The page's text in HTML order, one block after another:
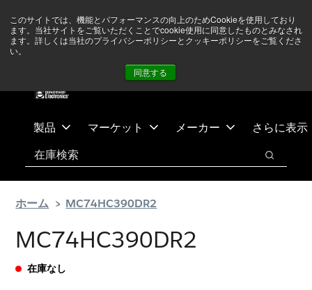
このサイトでは、機能とパフォーマンスの向上のためCookieを使用しており
ます。当社サイトをご覧いただくことでcookie使用に同意したものとみなされ
ます。詳しくは当社のプライバシーポリシーとクッキーポリシーをご覧くださ
い。
同意する
テ
ス
ありません 詳しい情報はこちら➜
製品 マーケット メーカー さらに表示
検索
検索
ホーム MC74HC390DR2
MC74HC390DR2
在庫なし